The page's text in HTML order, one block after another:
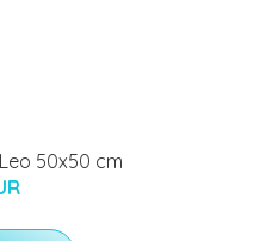
50x50 cm